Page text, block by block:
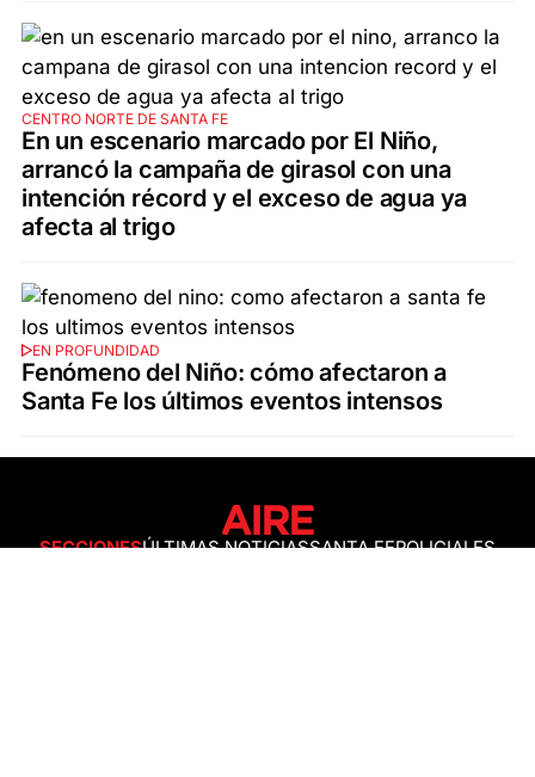
CENTRO NORTE DE SANTA FE
En un escenario marcado por El Niño,
arrancó la campaña de girasol con una
intención récord y el exceso de agua ya
afecta al trigo
EN PROFUNDIDAD
Fenómeno del Niño: cómo afectaron a
Santa Fe los últimos eventos intensos
SECCIONESÚLTIMAS NOTICIASSANTA FEPOLICIALES